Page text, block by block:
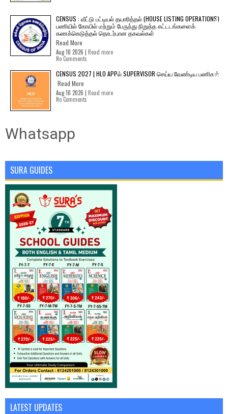
CENSUS : வீட்டு பட்டியல் தயாரித்தல் (HOUSE LISTING OPERATIONS)
பணியில் கோயில் மற்றும் பேருந்து நிறுத்த கட்டடங்களைக்
கணக்கெடுத்தல் தொடர்பான தகவல்கள்
Read More
Aug 10 2026 | Read more
No Comments
CENSUS 2027 | HLO APPல் SUPERVISOR செய்ய வேண்டிய பணிகள்
Read More
Aug 10 2026 | Read more
No Comments
Whatsapp
SURA GUIDES
LATEST UPDATES